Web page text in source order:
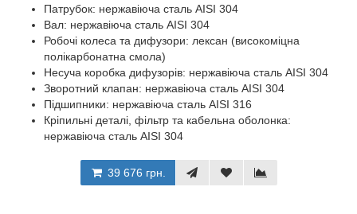
Патрубок: нержавіюча сталь AISI 304
Вал: нержавіюча сталь AISI 304
Робочі колеса та дифузори: лексан (високоміцна
полікарбонатна смола)
Несуча коробка дифузорів: нержавіюча сталь AISI 304
Зворотний клапан: нержавіюча сталь AISI 304
Підшипники: нержавіюча сталь AISI 316
Кріпильні деталі, фільтр та кабельна оболонка:
нержавіюча сталь AISI 304
39 676 грн.